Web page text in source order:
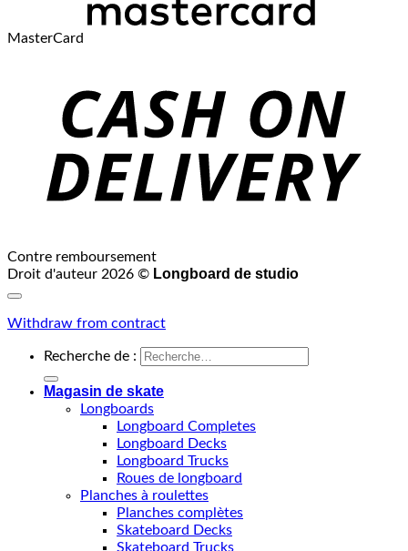
MasterCard
Contre remboursement
Droit d'auteur 2026 © Longboard de studio
Withdraw from contract
Recherche de :
Magasin de skate
Longboards
Longboard Completes
Longboard Decks
Longboard Trucks
Roues de longboard
Planches à roulettes
Planches complètes
Skateboard Decks
Skateboard Trucks